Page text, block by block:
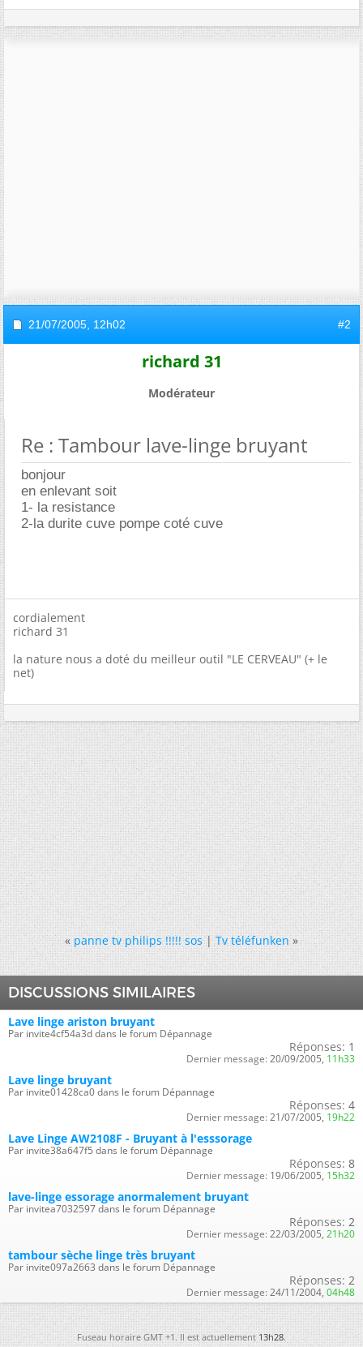
21/07/2005, 12h02 #2
richard 31
Modérateur
Re : Tambour lave-linge bruyant
bonjour
en enlevant soit
1- la resistance
2-la durite cuve pompe coté cuve
cordialement
richard 31
la nature nous a doté du meilleur outil "LE CERVEAU" (+ le
net)
« panne tv philips !!!!! sos|Tv téléfunken »
DISCUSSIONS SIMILAIRES
Lave linge ariston bruyant
Par invite4cf54a3d dans le forum Dépannage
Réponses: 1
Dernier message: 20/09/2005, 11h33
Lave linge bruyant
Par invite01428ca0 dans le forum Dépannage
Réponses: 4
Dernier message: 21/07/2005, 19h22
Lave Linge AW2108F - Bruyant à l'esssorage
Par invite38a647f5 dans le forum Dépannage
Réponses: 8
Dernier message: 19/06/2005, 15h32
lave-linge essorage anormalement bruyant
Par invitea7032597 dans le forum Dépannage
Réponses: 2
Dernier message: 22/03/2005, 21h20
tambour sèche linge très bruyant
Par invite097a2663 dans le forum Dépannage
Réponses: 2
Dernier message: 24/11/2004, 04h48
Fuseau horaire GMT +1. Il est actuellement13h28.